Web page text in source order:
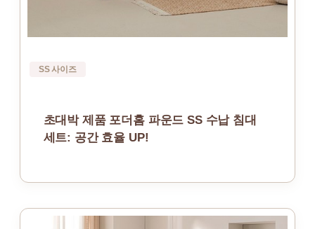
SS 사이즈
초대박 제품 포더홈 파운드 SS 수납 침대
세트: 공간 효율 UP!